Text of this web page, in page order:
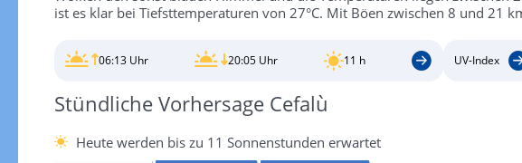
ist es klar bei Tiefsttemperaturen von 27°C. Mit Böen zwischen 8 und 21
06:13 Uhr 20:05 Uhr 11 h UV-Index
Stündliche Vorhersage Cefalù
Heute werden bis zu 11 Sonnenstunden erwartet